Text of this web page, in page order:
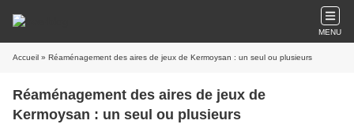
MENU
Accueil » Réaménagement des aires de jeux de Kermoysan : un seul ou plusieurs
Réaménagement des aires de jeux de
Kermoysan : un seul ou plusieurs